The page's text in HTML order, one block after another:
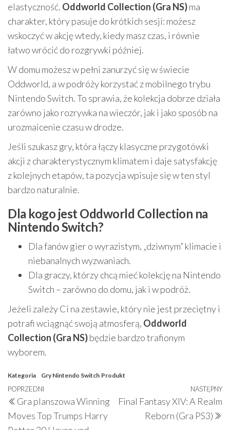
elastyczność. Oddworld Collection (Gra NS)ma
charakter, który pasuje do krótkich sesji: możesz
wskoczyć w akcję wtedy, kiedy masz czas, i równie
łatwo wrócić do rozgrywki później.
W domu możesz w pełni zanurzyć się w świecie
Oddworld, a w podróży korzystać z mobilnego trybu
Nintendo Switch. To sprawia, że kolekcja dobrze działa
zarówno jako rozrywka na wieczór, jak i jako sposób na
urozmaicenie czasu w drodze.
Jeśli szukasz gry, która łączy klasyczne przygotówki
akcji z charakterystycznym klimatem i daje satysfakcję
z kolejnych etapów, ta pozycja wpisuje się w ten styl
bardzo naturalnie.
Dla kogo jest Oddworld Collection na
Nintendo Switch?
Dla fanów gier o wyrazistym, „dziwnym” klimacie i
niebanalnych wyzwaniach.
Dla graczy, którzy chcą mieć kolekcję na Nintendo
Switch – zarówno do domu, jak i w podróż.
Jeżeli zależy Ci na zestawie, który nie jest przeciętny i
potrafi wciągnąć swoją atmosferą, Oddworld
Collection (Gra NS)będzie bardzo trafionym
wyborem.
Kategoria Gry Nintendo Switch Produkt
Nawigacja
wpisu
Poprzedni
wpis
POPRZEDNI
Gra planszowa Winning
Moves Top Trumps Harry
NASTĘPNY
Final Fantasy XIV: A Realm
Reborn (Gra PS3)